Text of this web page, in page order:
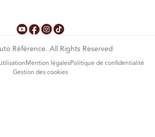
Référence. All Rights Reserved
Mention légalesPolitique de confidentialité
Gestion des cookies